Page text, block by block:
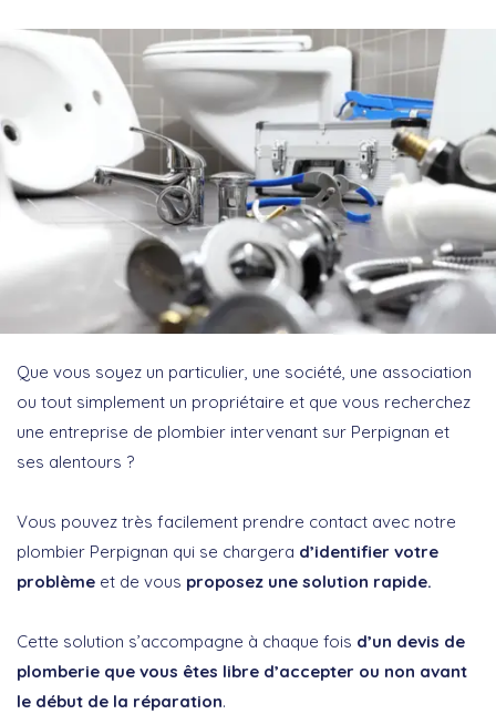
Que vous soyez un particulier, une société, une association
ou tout simplement un propriétaire et que vous recherchez
une entreprise de plombier intervenant sur Perpignan et
ses alentours ?
Vous pouvez très facilement prendre contact avec notre
plombier Perpignan qui se chargera d’identifier votre
problème et de vous proposez une solution rapide.
Cette solution s’accompagne à chaque fois d’un devis de
plomberie que vous êtes libre d’accepter ou non avant
le début de la réparation.